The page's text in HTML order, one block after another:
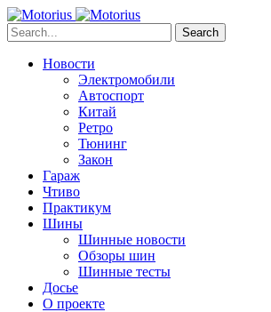
Search
Новости
Электромобили
Автоспорт
Китай
Ретро
Тюнинг
Закон
Гараж
Чтиво
Практикум
Шины
Шинные новости
Обзоры шин
Шинные тесты
Досье
О проекте